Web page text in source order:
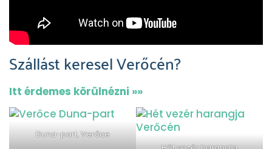
Szállást keresel Verőcén?
Itt érdemes körülnézni »»
Duna-part, Verőce